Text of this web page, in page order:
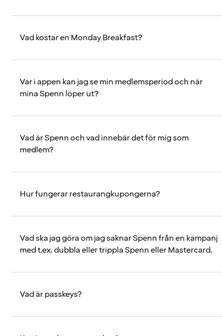
Vad kostar en Monday Breakfast?
Var i appen kan jag se min medlemsperiod och när
mina Spenn löper ut?
Vad är Spenn och vad innebär det för mig som
medlem?
Hur fungerar restaurangkupongerna?
Vad ska jag göra om jag saknar Spenn från en kampanj
med t.ex. dubbla eller trippla Spenn eller Mastercard.
Vad är passkeys?